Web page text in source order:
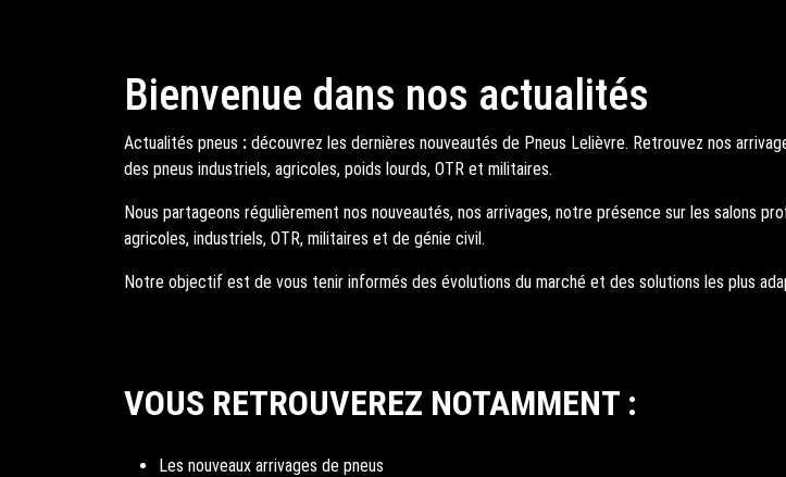
Bienvenue dans nos actualités
Actualités pneus : découvrez les dernières nouveautés de Pneus Lelièvre. Retrouvez nos
des pneus industriels, agricoles, poids lourds, OTR et militaires.
Nous partageons régulièrement nos nouveautés, nos arrivages, notre présence sur les salons
agricoles, industriels, OTR, militaires et de génie civil.
Notre objectif est de vous tenir informés des évolutions du marché et des solutions les plus
VOUS RETROUVEREZ NOTAMMENT :
Les nouveaux arrivages de pneus